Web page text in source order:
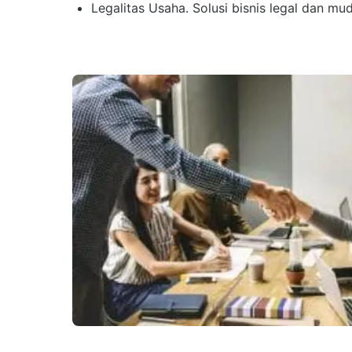
Legalitas Usaha. Solusi bisnis legal dan